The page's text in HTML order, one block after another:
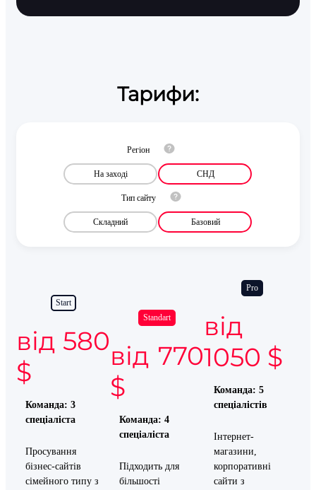
Тарифи:
Регіон
На заході СНД
Тип сайту
Складний Базовий
Start
від 580
$
Команда: 3
спеціаліста
Просування
бізнес-сайтів
сімейного типу з
Standart
від 770
$
Команда: 4
спеціаліста
Підходить для
більшості
Pro
від
1050 $
Команда: 5
спеціалістів
Інтернет-
магазини,
корпоративні
сайти з